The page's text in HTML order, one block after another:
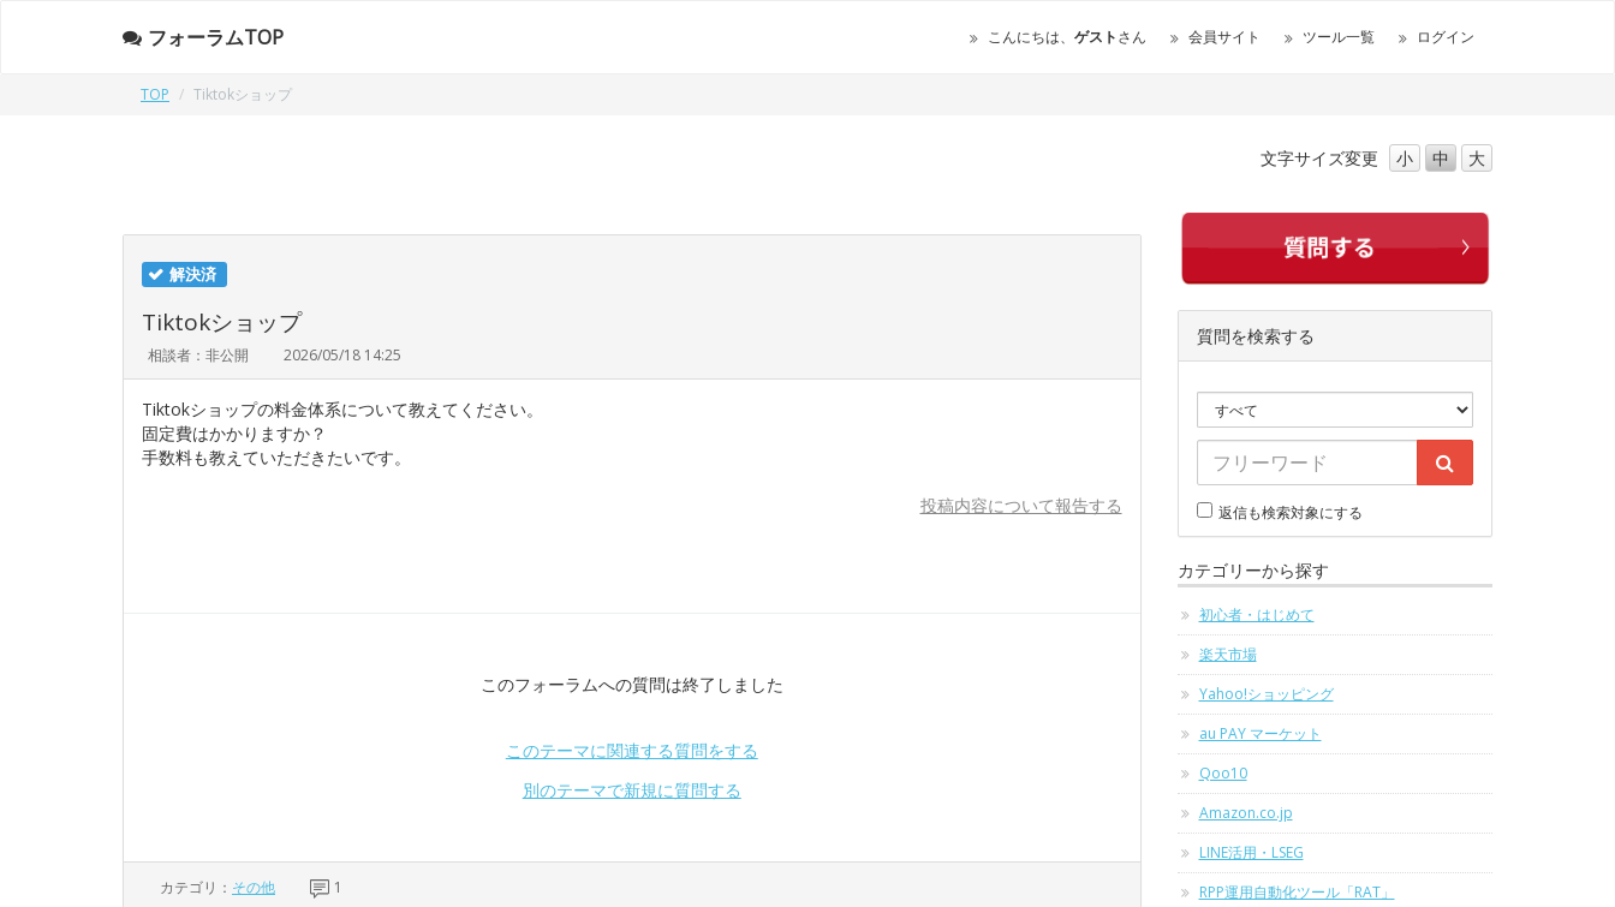
フォーラムTOP こんにちは、 ゲストさん 会員サイト ツール一覧 ログイン
TOP Tiktokショップ
文字サイズ変更 小 中 大
解決済
Tiktokショップ
相談者：非公開 2026/05/18 14:25
Tiktokショップの料金体系について教えてください。
固定費はかかりますか？
手数料も教えていただきたいです。
投稿内容について報告する
このフォーラムへの質問は終了しました
このテーマに関連する質問をする
別のテーマで新規に質問する
カテゴリ： その他 1
質問を検索する
返信も検索対象にする
カテゴリーから探す
初心者・はじめて
楽天市場
Yahoo!ショッピング
au PAY マーケット
Qoo10
Amazon.co.jp
LINE活用・LSEG
RPP運用自動化ツール「RAT」